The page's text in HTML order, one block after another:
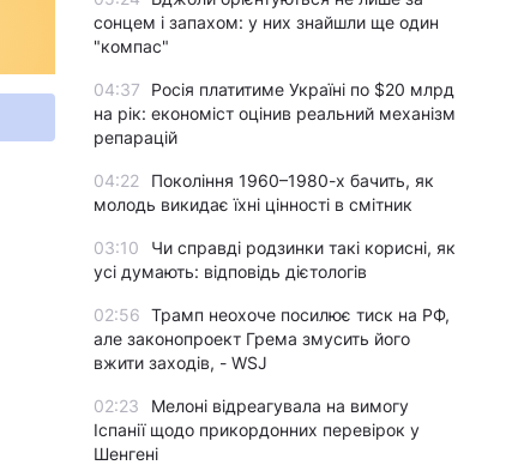
сонцем і запахом: у них знайшли ще один
"компас"
04:37
Росія платитиме Україні по $20 млрд
на рік: економіст оцінив реальний механізм
репарацій
04:22
Покоління 1960–1980-х бачить, як
молодь викидає їхні цінності в смітник
03:10
Чи справді родзинки такі корисні, як
усі думають: відповідь дієтологів
02:56 Трамп неохоче посилює тиск на РФ,
але законопроект Грема змусить його
вжити заходів, - WSJ
02:23
Мелоні відреагувала на вимогу
Іспанії щодо прикордонних перевірок у
Шенгені